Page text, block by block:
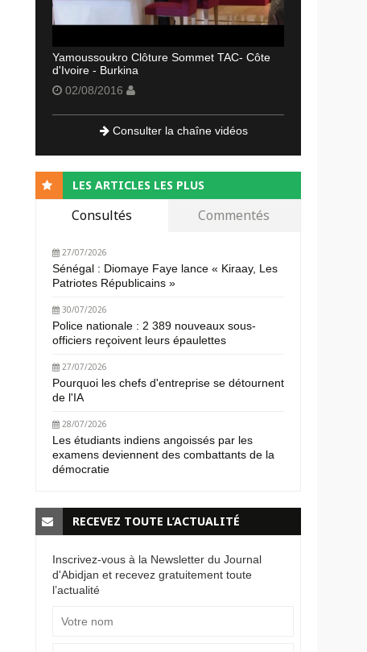
Yamoussoukro Clôture Sommet TAC- Côte
d'Ivoire - Burkina
02/08/2016
Consulter la chaîne vidéos
LES ARTICLES LES PLUS
Consultés Commentés
27/07/2026
Sénégal : Diomaye Faye lance « Kiraay, Les
Patriotes Républicains »
30/07/2026
Police nationale : 2 389 nouveaux sous-
officiers reçoivent leurs épaulettes
27/07/2026
Pourquoi les chefs d'entreprise se détournent
de l'IA
28/07/2026
Les étudiants indiens angoissés par les
examens deviennent des combattants de la
démocratie
RECEVEZ TOUTE L’ACTUALITÉ
Inscrivez-vous à la Newsletter du Journal
d'Abidjan et recevez gratuitement toute
l’actualité